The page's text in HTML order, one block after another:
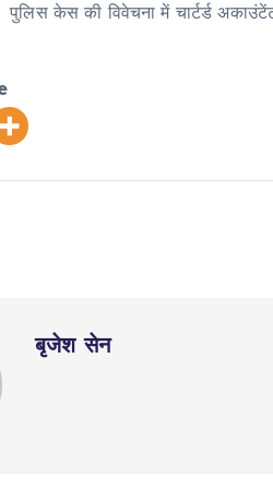
पुलिस केस की विवेचना में चार्टर्ड
बृजेश सेन